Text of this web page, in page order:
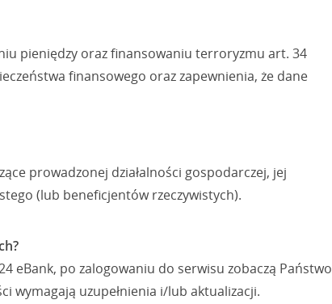
pieniędzy oraz finansowaniu terroryzmu art. 34
finansowego oraz zapewnienia, że dane
prowadzonej działalności gospodarczej, jej
(lub beneficjentów rzeczywistych).
eBank, po zalogowaniu do serwisu zobaczą Państwo
wymagają uzupełnienia i/lub aktualizacji.